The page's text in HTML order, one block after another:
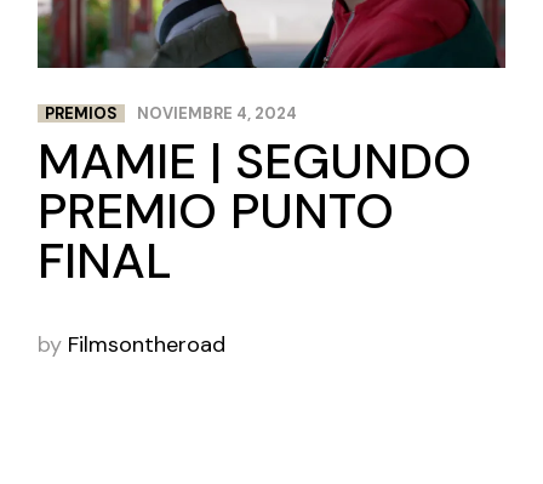
PREMIOS NOVIEMBRE 4, 2024
MAMIE | SEGUNDO
PREMIO PUNTO
FINAL
by Filmsontheroad